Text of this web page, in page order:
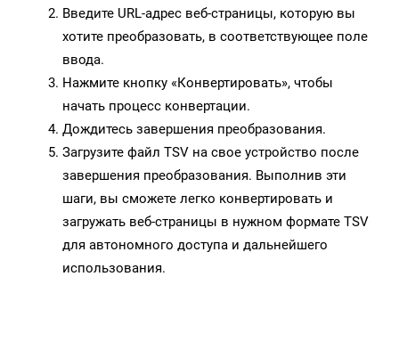
Введите URL-адрес веб-страницы, которую вы
хотите преобразовать, в соответствующее поле
ввода.
Нажмите кнопку «Конвертировать», чтобы
начать процесс конвертации.
Дождитесь завершения преобразования.
Загрузите файл TSV на свое устройство после
завершения преобразования. Выполнив эти
шаги, вы сможете легко конвертировать и
загружать веб-страницы в нужном формате TSV
для автономного доступа и дальнейшего
использования.